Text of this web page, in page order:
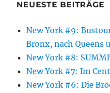
NEUESTE BEITRÄGE
New York #9:
Bronx, nach Queens
New York #8:
New York #7: Im
New York #6: Die